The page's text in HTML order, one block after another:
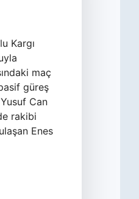
Kargı
maç
güreş
Can
rakibi
Enes